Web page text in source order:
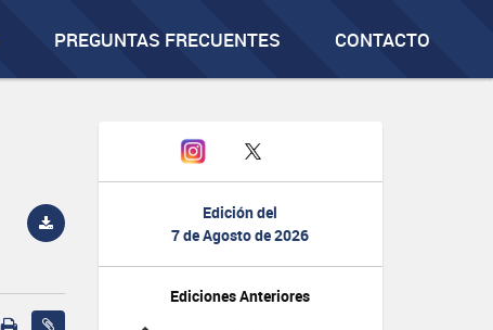
PREGUNTAS FRECUENTES CONTACTO
Edición del
7 de Agosto de 2026
Ediciones Anteriores